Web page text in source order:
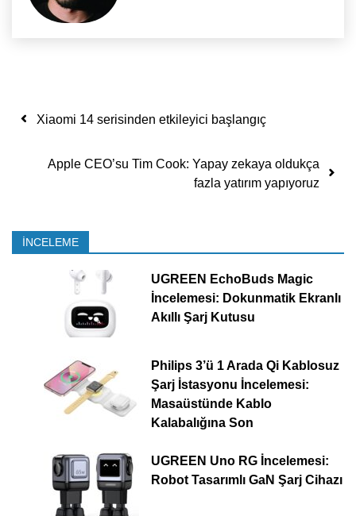
Yazı dolaşımı
Xiaomi 14 serisinden etkileyici başlangıç
Apple CEO’su Tim Cook: Yapay zekaya oldukça
fazla yatırım yapıyoruz
İNCELEME
UGREEN EchoBuds Magic
İncelemesi: Dokunmatik Ekranlı
Akıllı Şarj Kutusu
Philips 3’ü 1 Arada Qi Kablosuz
Şarj İstasyonu İncelemesi:
Masaüstünde Kablo
Kalabalığına Son
UGREEN Uno RG İncelemesi:
Robot Tasarımlı GaN Şarj Cihazı